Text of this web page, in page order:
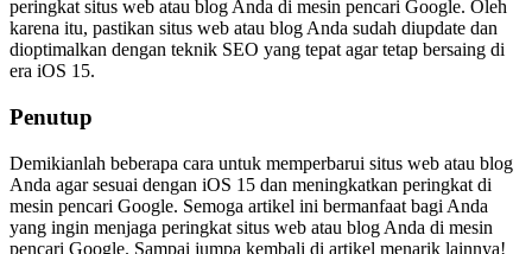
peringkat situs web atau blog Anda di mesin pencari Google. Oleh
karena itu, pastikan situs web atau blog Anda sudah diupdate dan
dioptimalkan dengan teknik SEO yang tepat agar tetap bersaing di
era iOS 15.
Penutup
Demikianlah beberapa cara untuk memperbarui situs web atau blog
Anda agar sesuai dengan iOS 15 dan meningkatkan peringkat di
mesin pencari Google. Semoga artikel ini bermanfaat bagi Anda
yang ingin menjaga peringkat situs web atau blog Anda di mesin
pencari Google. Sampai jumpa kembali di artikel menarik lainnya!